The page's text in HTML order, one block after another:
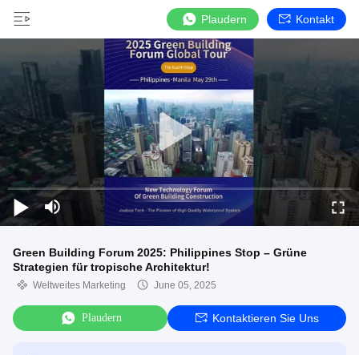
Plaudern Kontakt
Green Building Forum 2025: Philippines Stop – Grüne
Strategien für tropische Architektur!
Weltweites Marketing June 05, 2025
Plaudern Kontaktieren Sie Uns